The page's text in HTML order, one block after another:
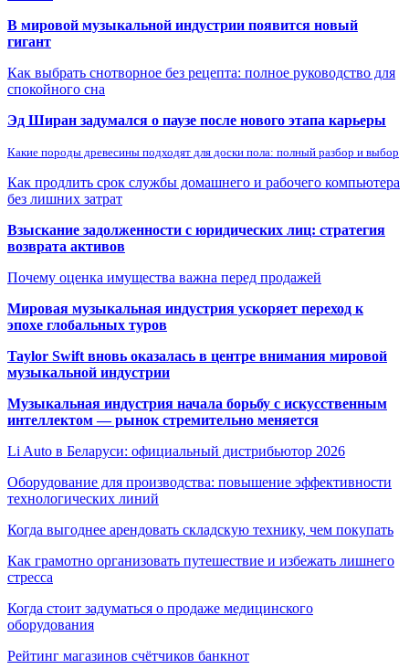
В мировой музыкальной индустрии появится новый
гигант
Как выбрать снотворное без рецепта: полное руководство для
спокойного сна
Эд Ширан задумался о паузе после нового этапа карьеры
Какие породы древесины подходят для доски пола: полный разбор и выбор
Как продлить срок службы домашнего и рабочего компьютера
без лишних затрат
Взыскание задолженности с юридических лиц: стратегия
возврата активов
Почему оценка имущества важна перед продажей
Мировая музыкальная индустрия ускоряет переход к
эпохе глобальных туров
Taylor Swift вновь оказалась в центре внимания мировой
музыкальной индустрии
Музыкальная индустрия начала борьбу с искусственным
интеллектом — рынок стремительно меняется
Li Auto в Беларуси: официальный дистрибьютор 2026
Оборудование для производства: повышение эффективности
технологических линий
Когда выгоднее арендовать складскую технику, чем покупать
Как грамотно организовать путешествие и избежать лишнего
стресса
Когда стоит задуматься о продаже медицинского
оборудования
Рейтинг магазинов счётчиков банкнот